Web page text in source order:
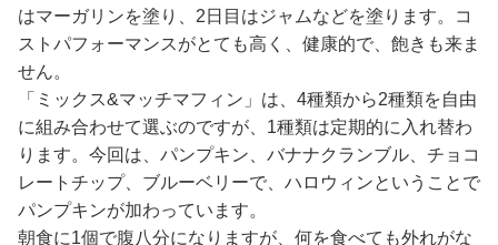
はマーガリンを塗り、2日目はジャムなどを塗ります。コ
ストパフォーマンスがとても高く、健康的で、飽きも来ま
せん。
「ミックス&マッチマフィン」は、4種類から2種類を自由
に組み合わせて選ぶのですが、1種類は定期的に入れ替わ
ります。今回は、パンプキン、バナナクランブル、チョコ
レートチップ、ブルーベリーで、ハロウィンということで
パンプキンが加わっています。
朝食に1個で腹八分になりますが、何を食べても外れがな